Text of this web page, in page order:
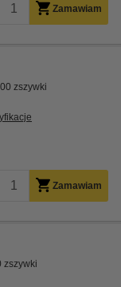
Zamawiam
zszywki
Zamawiam
zszywki